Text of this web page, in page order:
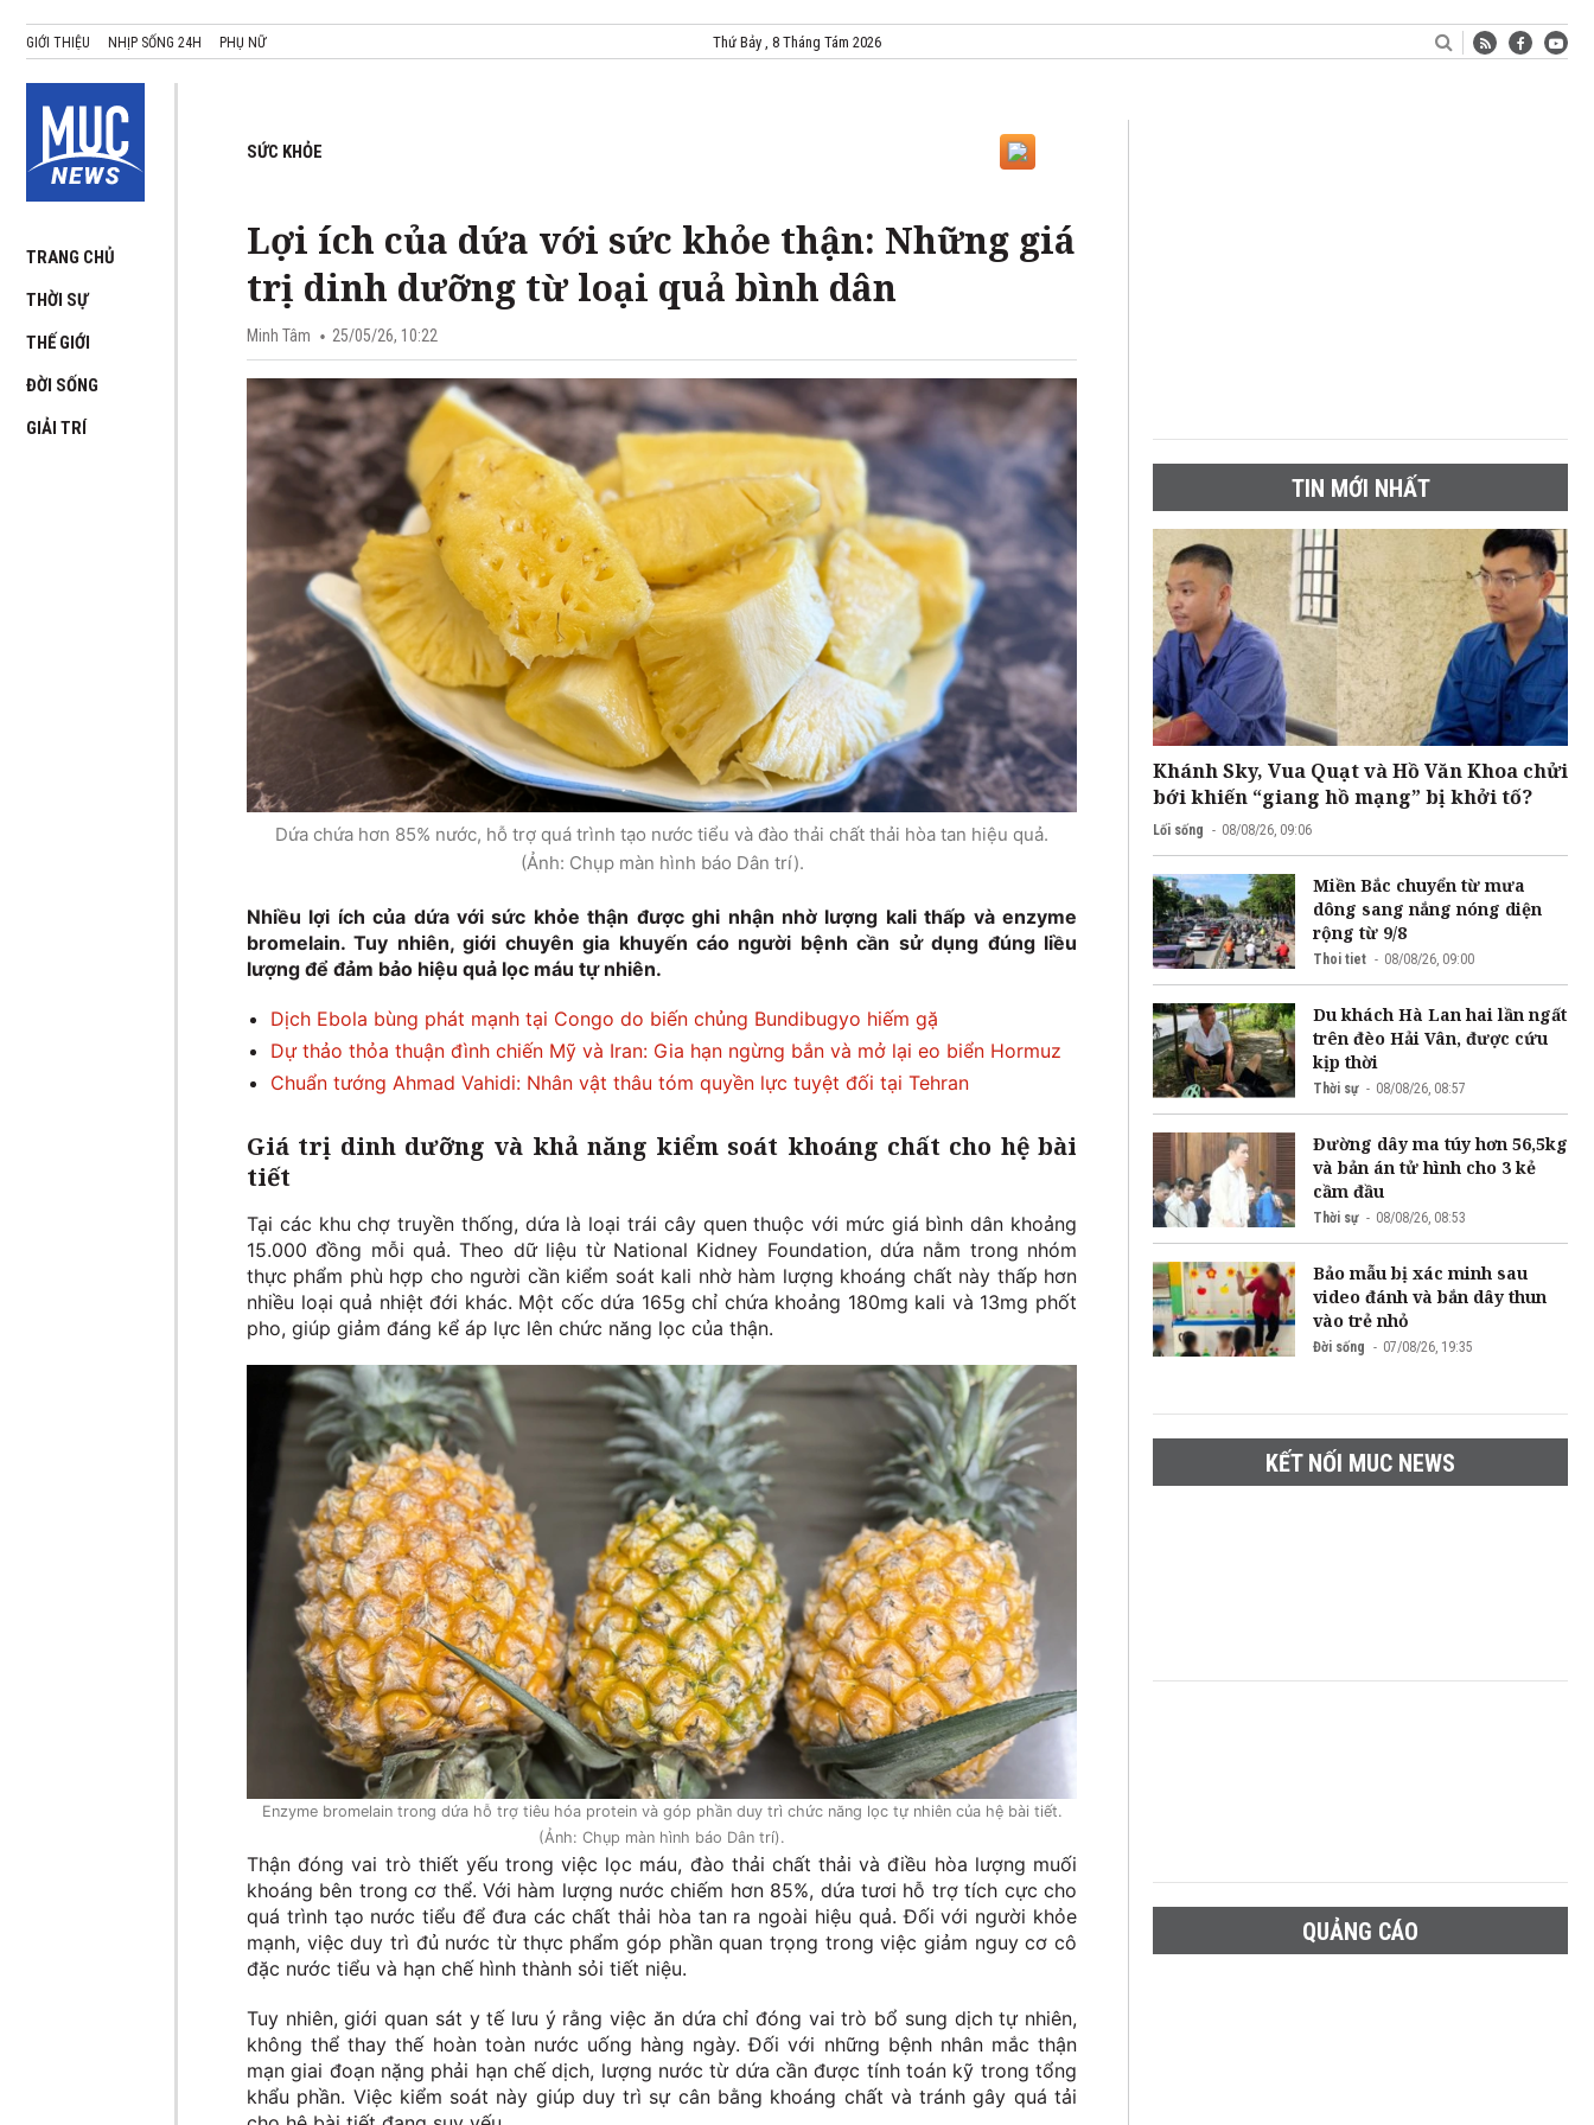
GIỚI THIỆU NHỊP SỐNG 24H PHỤ NỮ Thứ Bảy , 8 Tháng Tám 2026
TRANG CHỦ
THỜI SỰ
THẾ GIỚI
ĐỜI SỐNG
GIẢI TRÍ
SỨC KHỎE
Lợi ích của dứa với sức khỏe thận: Những giá
trị dinh dưỡng từ loại quả bình dân
Minh Tâm 25/05/26, 10:22
Dứa chứa hơn 85% nước, hỗ trợ quá trình tạo nước tiểu và đào thải chất thải hòa tan hiệu quả.
(Ảnh: Chụp màn hình báo Dân trí).
Nhiều lợi ích của dứa với sức khỏe thận được ghi nhận nhờ lượng kali thấp và enzyme
bromelain. Tuy nhiên, giới chuyên gia khuyến cáo người bệnh cần sử dụng đúng liều
lượng để đảm bảo hiệu quả lọc máu tự nhiên.
Dịch Ebola bùng phát mạnh tại Congo do biến chủng Bundibugyo hiếm gặ
Dự thảo thỏa thuận đình chiến Mỹ và Iran: Gia hạn ngừng bắn và mở lại eo biển Hormuz
Chuẩn tướng Ahmad Vahidi: Nhân vật thâu tóm quyền lực tuyệt đối tại Tehran
Giá trị dinh dưỡng và khả năng kiểm soát khoáng chất cho hệ bài
tiết
Tại các khu chợ truyền thống, dứa là loại trái cây quen thuộc với mức giá bình dân khoảng
15.000 đồng mỗi quả. Theo dữ liệu từ National Kidney Foundation, dứa nằm trong nhóm
thực phẩm phù hợp cho người cần kiểm soát kali nhờ hàm lượng khoáng chất này thấp hơn
nhiều loại quả nhiệt đới khác. Một cốc dứa 165g chỉ chứa khoảng 180mg kali và 13mg phốt
pho, giúp giảm đáng kể áp lực lên chức năng lọc của thận.
Enzyme bromelain trong dứa hỗ trợ tiêu hóa protein và góp phần duy trì chức năng lọc tự nhiên của hệ bài tiết.
(Ảnh: Chụp màn hình báo Dân trí).
Thận đóng vai trò thiết yếu trong việc lọc máu, đào thải chất thải và điều hòa lượng muối
khoáng bên trong cơ thể. Với hàm lượng nước chiếm hơn 85%, dứa tươi hỗ trợ tích cực cho
quá trình tạo nước tiểu để đưa các chất thải hòa tan ra ngoài hiệu quả. Đối với người khỏe
mạnh, việc duy trì đủ nước từ thực phẩm góp phần quan trọng trong việc giảm nguy cơ cô
đặc nước tiểu và hạn chế hình thành sỏi tiết niệu.
Tuy nhiên, giới quan sát y tế lưu ý rằng việc ăn dứa chỉ đóng vai trò bổ sung dịch tự nhiên,
không thể thay thế hoàn toàn nước uống hàng ngày. Đối với những bệnh nhân mắc thận
mạn giai đoạn nặng phải hạn chế dịch, lượng nước từ dứa cần được tính toán kỹ trong tổng
khẩu phần. Việc kiểm soát này giúp duy trì sự cân bằng khoáng chất và tránh gây quá tải
TIN MỚI NHẤT
Khánh Sky, Vua Quạt và Hồ Văn Khoa chửi
bới khiến “giang hồ mạng” bị khởi tố?
Lối sống 08/08/26, 09:06
Miền Bắc chuyển từ mưa
dông sang nắng nóng diện
rộng từ 9/8
Thoi tiet 08/08/26, 09:00
Du khách Hà Lan hai lần ngất
trên đèo Hải Vân, được cứu
kịp thời
Thời sự 08/08/26, 08:57
Đường dây ma túy hơn 56,5kg
và bản án tử hình cho 3 kẻ
cầm đầu
Thời sự 08/08/26, 08:53
Bảo mẫu bị xác minh sau
video đánh và bắn dây thun
vào trẻ nhỏ
Đời sống 07/08/26, 19:35
KẾT NỐI MUC NEWS
QUẢNG CÁO